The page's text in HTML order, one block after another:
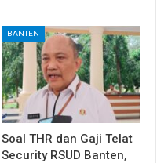
BANTEN
Soal THR dan Gaji Telat
Security RSUD Banten,